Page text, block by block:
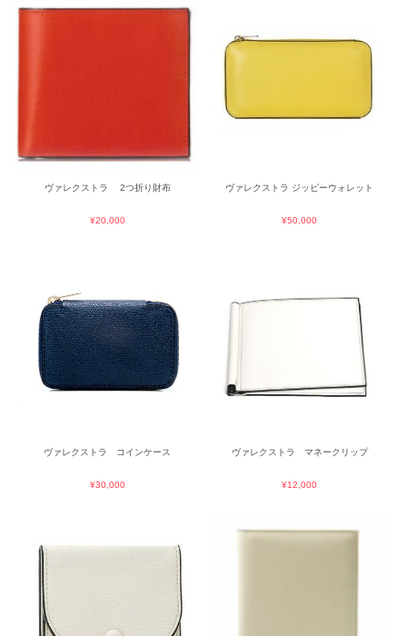
ヴァレクストラ 2つ折り財布
¥20,000
ヴァレクストラ ジッピーウォレット
¥50,000
ヴァレクストラ コインケース
¥30,000
ヴァレクストラ マネークリップ
¥12,000